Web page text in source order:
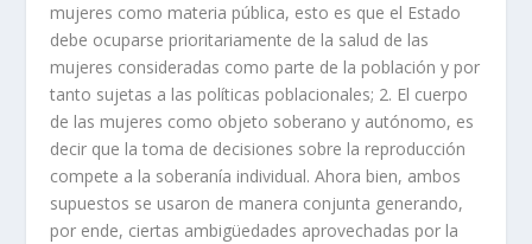
mujeres como materia pública, esto es que el Estado
debe ocuparse prioritariamente de la salud de las
mujeres consideradas como parte de la población y por
tanto sujetas a las políticas poblacionales; 2. El cuerpo
de las mujeres como objeto soberano y autónomo, es
decir que la toma de decisiones sobre la reproducción
compete a la soberanía individual. Ahora bien, ambos
supuestos se usaron de manera conjunta generando,
por ende, ciertas ambigüedades aprovechadas por la